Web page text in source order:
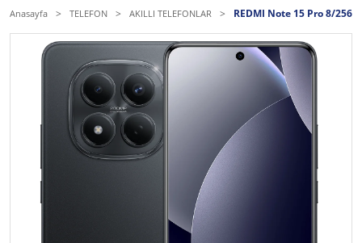
Anasayfa TELEFON AKILLI TELEFONLAR REDMI Note 15 Pro 8/256